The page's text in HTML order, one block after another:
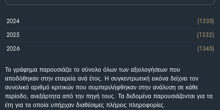
2024
(1335)
2025
(1332)
2026
(1345)
Το γράφημα παρουσιάζει το σύνολο όλων των αξιολογήσεων που
αποδόθηκαν στην εταιρεία ανά έτος. Η συγκεντρωτική εικόνα δείχνει τον
συνολικό αριθμό κριτικών που συμπεριλήφθηκαν στην ανάλυση σε κάθε
περίοδο, ανεξάρτητα από την πηγή τους. Τα δεδομένα παρουσιάζονται για τα
έτη για τα οποία υπήρχαν διαθέσιμες πλήρεις πληροφορίες.